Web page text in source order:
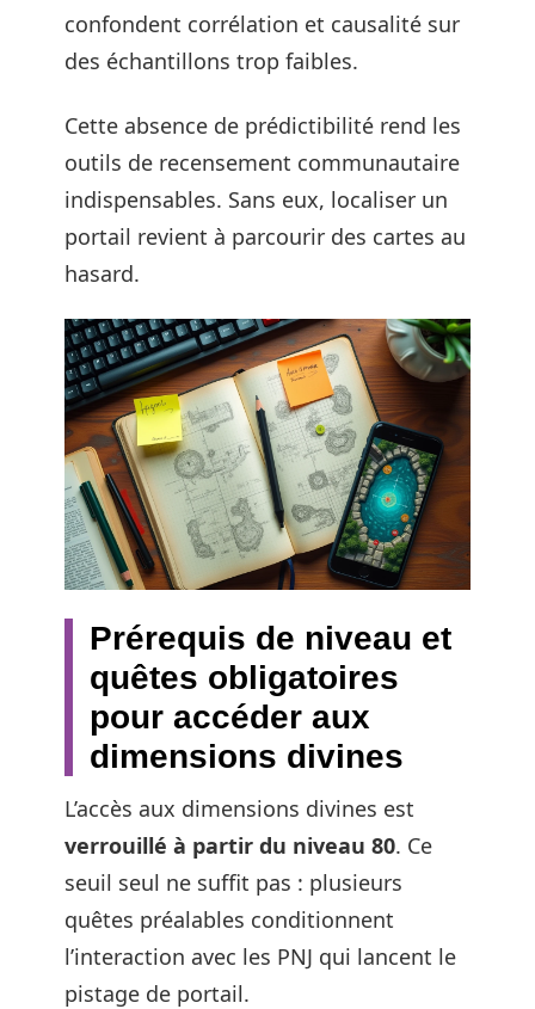
confondent corrélation et causalité sur
des échantillons trop faibles.
Cette absence de prédictibilité rend les
outils de recensement communautaire
indispensables. Sans eux, localiser un
portail revient à parcourir des cartes au
hasard.
Prérequis de niveau et
quêtes obligatoires
pour accéder aux
dimensions divines
L’accès aux dimensions divines est
verrouillé à partir du niveau 80. Ce
seuil seul ne suffit pas : plusieurs
quêtes préalables conditionnent
l’interaction avec les PNJ qui lancent le
pistage de portail.